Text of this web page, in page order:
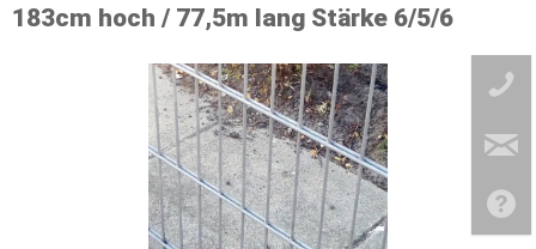
183cm hoch / 77,5m lang Stärke 6/5/6